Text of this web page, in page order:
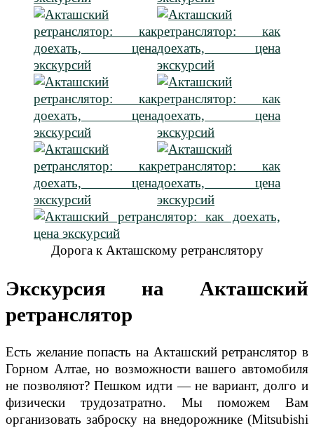
Дорога к Акташскому ретранслятору
Экскурсия на Акташский
ретранслятор
Есть желание попасть на Акташский ретранслятор в
Горном Алтае, но возможности вашего автомобиля
не позволяют? Пешком идти — не вариант, долго и
физически трудозатратно. Мы поможем Вам
организовать заброску на внедорожнике (Mitsubishi